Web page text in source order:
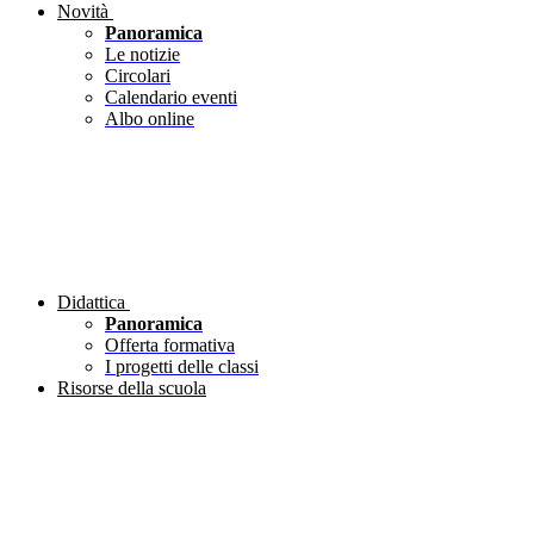
Novità
Panoramica
Le notizie
Circolari
Calendario eventi
Albo online
Didattica
Panoramica
Offerta formativa
I progetti delle classi
Risorse della scuola